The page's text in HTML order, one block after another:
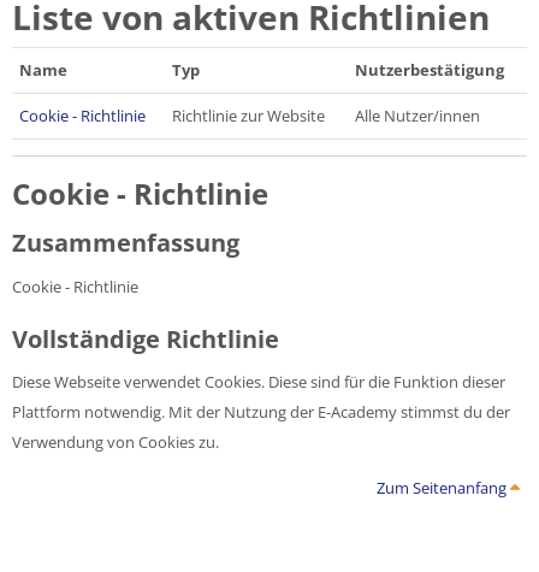
Liste von aktiven Richtlinien
Name Typ Nutzerbestätigung
Cookie - Richtlinie Richtlinie zur Website Alle Nutzer/innen
Cookie - Richtlinie
Zusammenfassung
Cookie - Richtlinie
Vollständige Richtlinie
Diese Webseite verwendet Cookies. Diese sind für die Funktion dieser
Plattform notwendig. Mit der Nutzung der E-Academy stimmst du der
Verwendung von Cookies zu.
Zum Seitenanfang